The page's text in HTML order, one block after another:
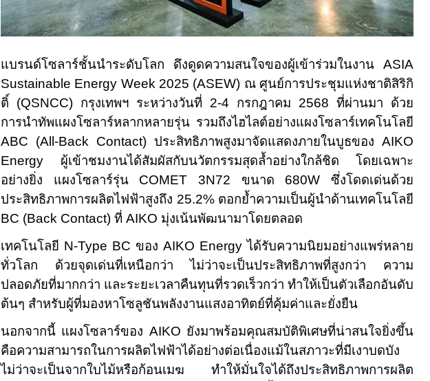
แบรนด์โซลาร์ชั้นนำระดับโลก ดึงดูดความสนใจของผู้เข้าร่วมในงาน ASIA
Sustainable Energy Week 2025 (ASEW) ณ ศูนย์การประชุมแห่งชาติสิริกิ
ติ์ (QSNCC) กรุงเทพฯ ระหว่างวันที่ 2-4 กรกฎาคม 2568 ที่ผ่านมา ด้วย
การนำทัพแผงโซลาร์หลากหลายรุ่น รวมถึงไฮไลต์อย่างแผงโซลาร์เทคโนโลยี
ABC (All-Back Contact) ประสิทธิภาพสูงมาจัดแสดงภายในบูธของ AIKO
Energy ผู้เข้าชมงานได้สัมผัสกับนวัตกรรมสุดล้ำอย่างใกล้ชิด โดยเฉพาะ
อย่างยิ่ง แผงโซลาร์รุ่น COMET 3N72 ขนาด 680Wซึ่งโดดเด่นด้วย
ประสิทธิภาพการผลิตไฟฟ้าสูงถึง 25.2% ตอกย้ำความเป็นผู้นำด้านเทคโนโลยี
BC (Back Contact) ที่ AIKO มุ่งเน้นพัฒนามาโดยตลอด
เทคโนโลยี N-Type BC ของ AIKO Energyได้รับความนิยมอย่างแพร่หลาย
ทั่วโลก ด้วยจุดเด่นที่เหนือกว่า ไม่ว่าจะเป็นประสิทธิภาพที่สูงกว่า ความ
ปลอดภัยที่มากกว่า และระยะเวลาคืนทุนที่รวดเร็วกว่า ทำให้เป็นตัวเลือกอันดับ
ต้นๆ สำหรับผู้ที่มองหาโซลูชันพลังงานแสงอาทิตย์ที่คุ้มค่าและยั่งยืน
นอกจากนี้ แผงโซลาร์ของ AIKO ยังมาพร้อมคุณสมบัติพิเศษที่น่าสนใจยิ่งขึ้น
คือความสามารถในการผลิตไฟฟ้าได้อย่างต่อเนื่องแม้ในสภาวะที่มีเงาบดบัง
ไม่ว่าจะเป็นจากใบไม้หรือก้อนเมฆ ทำให้มั่นใจได้ถึงประสิทธิภาพการผลิต